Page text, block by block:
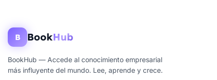
B BookHub
BookHub — Accede al conocimiento empresarial
más influyente del mundo. Lee, aprende y crece.